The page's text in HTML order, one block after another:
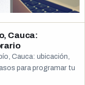
Cauca:
Cauca: ubicación,
para programar tu